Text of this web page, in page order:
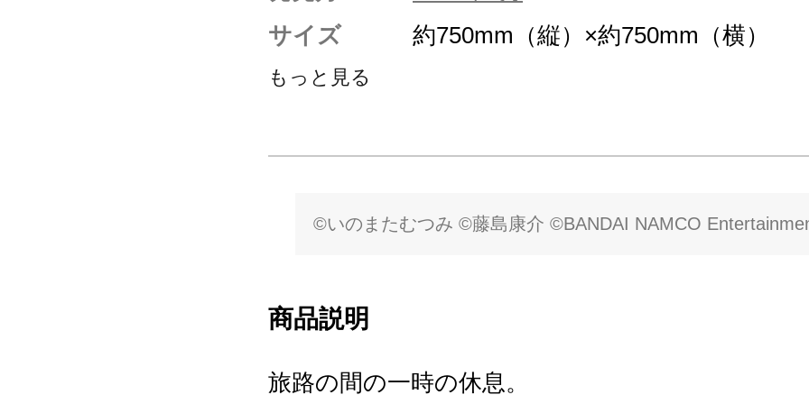
サイズ
約750mm（縦）×約750mm（横）
もっと見る
©いのまたむつみ ©藤島康介 ©BANDAI NAMCO
商品説明
旅路の間の一時の休息。